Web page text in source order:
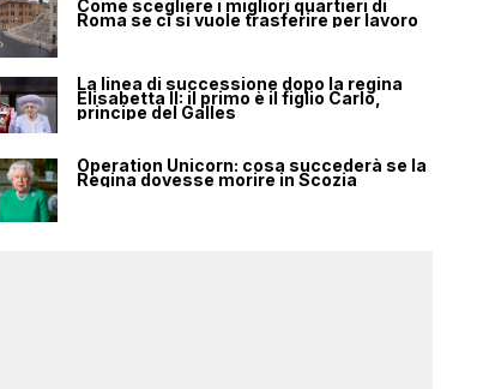
Come scegliere i migliori quartieri di
Roma se ci si vuole trasferire per lavoro
La linea di successione dopo la regina
Elisabetta II: il primo è il figlio Carlo,
principe del Galles
Operation Unicorn: cosa succederà se la
Regina dovesse morire in Scozia